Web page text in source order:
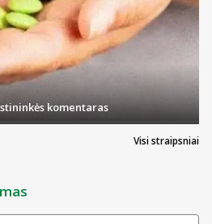
Visi straipsniai
komentaras